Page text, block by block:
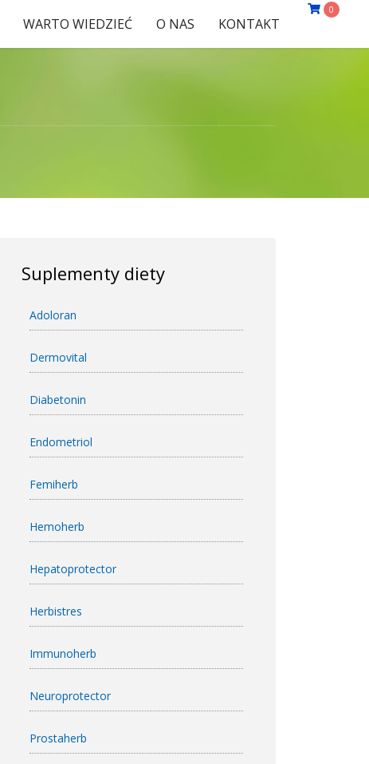
WARTO WIEDZIEĆ O NAS KONTAKT
0
Suplementy diety
Adoloran
Dermovital
Diabetonin
Endometriol
Femiherb
Hemoherb
Hepatoprotector
Herbistres
Immunoherb
Neuroprotector
Prostaherb